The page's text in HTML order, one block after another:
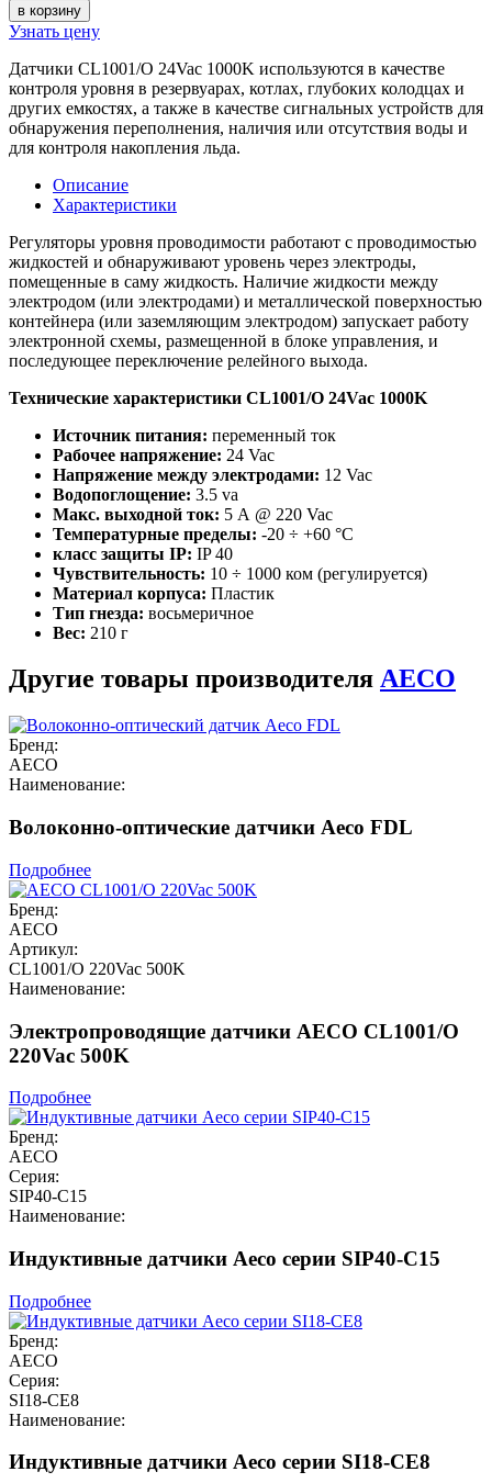
в корзину
Узнать цену
Датчики CL1001/O 24Vac 1000K используются в качестве
контроля уровня в резервуарах, котлах, глубоких колодцах и
других емкостях, а также в качестве сигнальных устройств для
обнаружения переполнения, наличия или отсутствия воды и
для контроля накопления льда.
Описание
Характеристики
Регуляторы уровня проводимости работают с проводимостью
жидкостей и обнаруживают уровень через электроды,
помещенные в саму жидкость. Наличие жидкости между
электродом (или электродами) и металлической поверхностью
контейнера (или заземляющим электродом) запускает работу
электронной схемы, размещенной в блоке управления, и
последующее переключение релейного выхода.
Технические характеристики CL1001/O 24Vac 1000K
Источник питания: переменный ток
Рабочее напряжение: 24 Vac
Напряжение между электродами: 12 Vac
Водопоглощение: 3.5 va
Макс. выходной ток: 5 А @ 220 Vac
Температурные пределы: -20 ÷ +60 °C
класс защиты IP: IP 40
Чувствительность: 10 ÷ 1000 ком (регулируется)
Материал корпуса: Пластик
Тип гнезда: восьмеричное
Вес: 210 г
Другие товары производителя AECO
Бренд:
AECO
Наименование:
Волоконно-оптические датчики Aeco FDL
Подробнее
Бренд:
AECO
Артикул:
CL1001/O 220Vac 500K
Наименование:
Электропроводящие датчики AECO CL1001/O
220Vac 500K
Подробнее
Бренд:
AECO
Серия:
SIP40-C15
Наименование:
Индуктивные датчики Aeco серии SIP40-C15
Подробнее
Бренд:
AECO
Серия:
SI18-CE8
Наименование:
Индуктивные датчики Aeco серии SI18-CE8